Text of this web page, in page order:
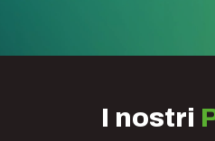
I nostri